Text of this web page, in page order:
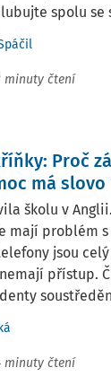
spolu se
minuty čtení
Proč
má
školu v
mají problém
jsou
přístup.
minuty čtení